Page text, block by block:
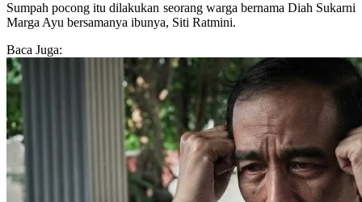
Sumpah pocong itu dilakukan seorang warga bernama Diah Sukarni
Marga Ayu bersamanya ibunya, Siti Ratmini.
Baca Juga: